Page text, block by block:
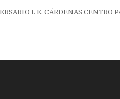
I. E. CÁRDENAS CENTRO